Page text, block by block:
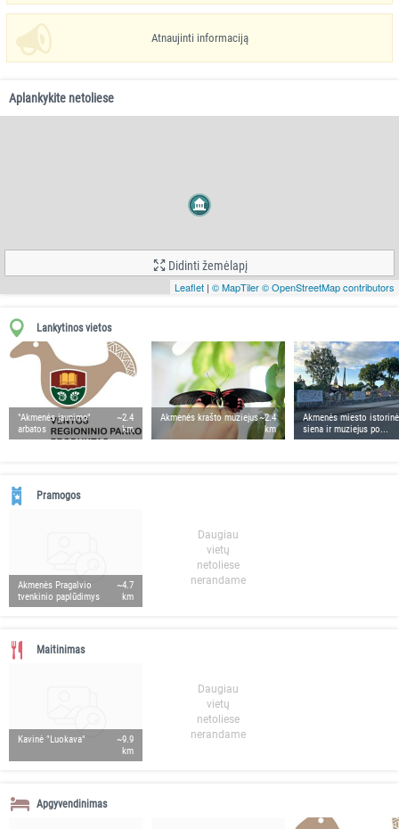
Atnaujinti informaciją
Aplankykite netoliese
Leaflet | © MapTiler© OpenStreetMap contributors
Didinti žemėlapį
Lankytinos vietos
"Akmenės jaunimo"
arbatos
~2.4
km
Akmenės krašto muziejus~2.4
km
Akmenės miesto istorinė
siena ir muziejus po...
Pramogos
Akmenės Pragalvio
tvenkinio paplūdimys
~4.7
km
Daugiau
vietų
netoliese
nerandame
Maitinimas
Kavinė "Luokava"
~9.9
km
Daugiau
vietų
netoliese
nerandame
Apgyvendinimas